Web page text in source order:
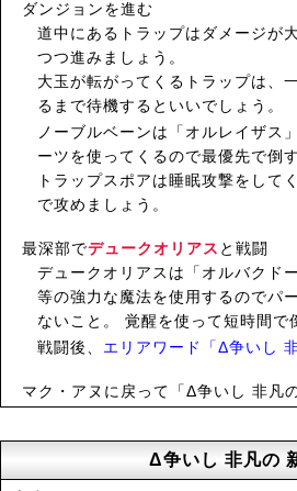
ダンジョンを進む
道中にあるトラップはダメージが
つつ進みましょう。
大玉が転がってくるトラップは、
るまで待機するといいでしょう。
ノーブルベーンは「オルレイザス
ーツを使ってくるので最優先で倒す
トラップスポアは睡眠攻撃をして
で攻めましょう。
最深部でデュークオリアス と戦闘
デュークオリアスは「オルバクド
等の強力な魔法を使用するのでパ
ないこと。 覚醒を使って短時間で
戦闘後、 エリアワード「Δ争いし
マク・アヌに戻って「Δ争いし 非凡
Δ争いし 非凡の